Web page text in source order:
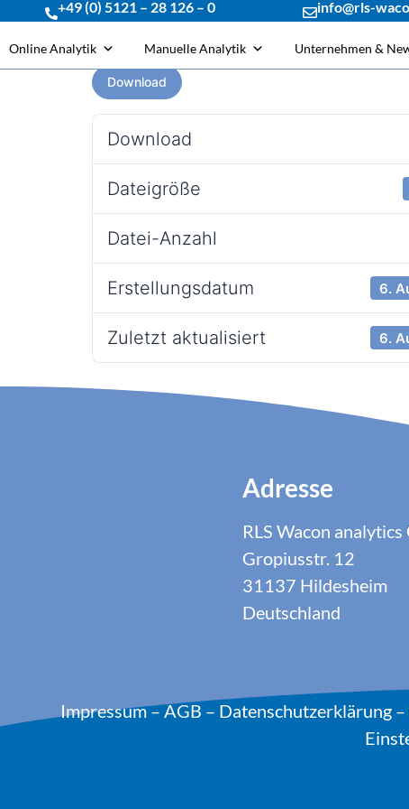
+49 (0) 5121 – 28 126 – 0 info@rls-
Online Analytik Manuelle Analytik Unternehmen &
Download
Download
Dateigröße
Datei-Anzahl
Erstellungsdatum 6.
Zuletzt aktualisiert 6.
Adresse
RLS Wacon analytics
Gropiusstr. 12
31137 Hildesheim
Deutschland
Impressum–AGB – Datenschutzerklärung–